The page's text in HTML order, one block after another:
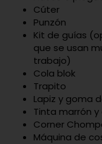
Cúter
Punzón
Kit de guías
que se usan
trabajo)
Cola blok
Trapito
Lapiz y goma
Tinta marrón
Corner
Máquina de